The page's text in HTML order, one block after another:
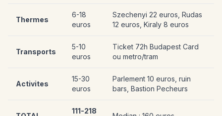
Thermes
6-18
euros
Szechenyi 22 euros, Rudas
12 euros, Kiraly 8 euros
Transports
5-10
euros
Ticket 72h Budapest Card
ou metro/tram
Activites
15-30
euros
Parlement 10 euros, ruin
bars, Bastion Pecheurs
111-218